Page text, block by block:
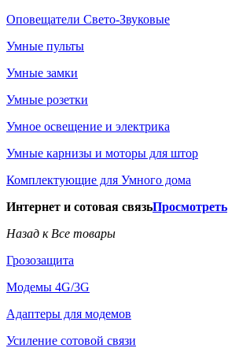
Оповещатели Свето-Звуковые
Умные пульты
Умные замки
Умные розетки
Умное освещение и электрика
Умные карнизы и моторы для штор
Комплектующие для Умного дома
Интернет и сотовая связьПросмотреть
Назад к Все товары
Грозозащита
Модемы 4G/3G
Адаптеры для модемов
Усиление сотовой связи